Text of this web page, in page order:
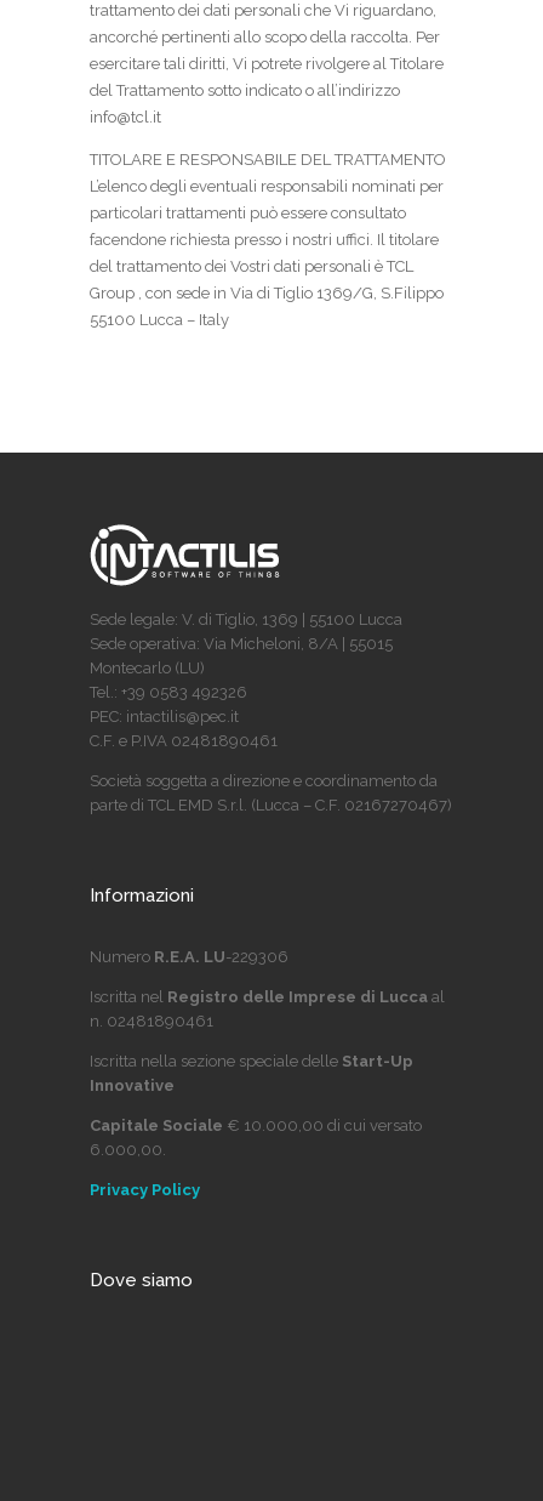
trattamento dei dati personali che Vi riguardano,
ancorché pertinenti allo scopo della raccolta. Per
esercitare tali diritti, Vi potrete rivolgere al Titolare
del Trattamento sotto indicato o all’indirizzo
info@tcl.it
TITOLARE E RESPONSABILE DEL TRATTAMENTO
L’elenco degli eventuali responsabili nominati per
particolari trattamenti può essere consultato
facendone richiesta presso i nostri uffici. Il titolare
del trattamento dei Vostri dati personali è TCL
Group , con sede in Via di Tiglio 1369/G, S.Filippo
55100 Lucca – Italy
Sede legale: V. di Tiglio, 1369 | 55100 Lucca
Sede operativa: Via Micheloni, 8/A | 55015
Montecarlo (LU)
Tel.: +39 0583 492326
PEC: intactilis@pec.it
C.F. e P.IVA 02481890461
Società soggetta a direzione e coordinamento da
parte di TCL EMD S.r.l. (Lucca – C.F. 02167270467)
Informazioni
Numero R.E.A. LU-229306
Iscritta nel Registro delle Imprese di Lucca al
n. 02481890461
Iscritta nella sezione speciale delle Start-Up
Innovative
Capitale Sociale € 10.000,00 di cui versato
6.000,00.
Privacy Policy
Dove siamo